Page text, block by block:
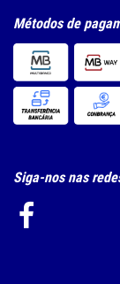
Métodos de
Siga-nos nas